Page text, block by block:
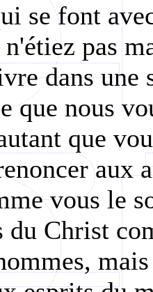
se font
pas
dans
que nous
que
aux
vous le
du Christ